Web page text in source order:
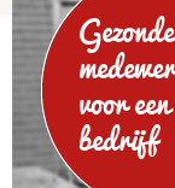
Gezonde
voor
bedrijf